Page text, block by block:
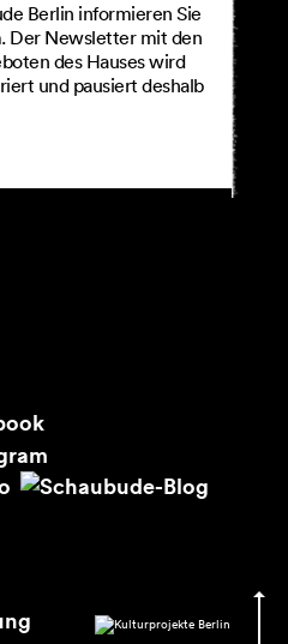
Berlin informieren Sie
Der Newsletter mit den
des Hauses wird
und pausiert deshalb